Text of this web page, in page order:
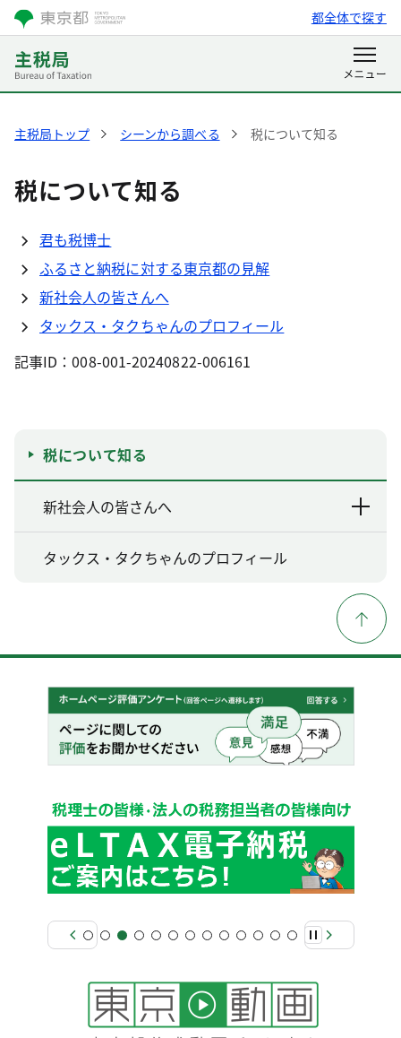
都全体で探す
主税局トップ シーンから調べる 税について知る
税について知る
君も税博士
ふるさと納税に対する東京都の見解
新社会人の皆さんへ
タックス・タクちゃんのプロフィール
記事ID：008-001-20240822-006161
税について知る
新社会人の皆さんへ
タックス・タクちゃんのプロフィール